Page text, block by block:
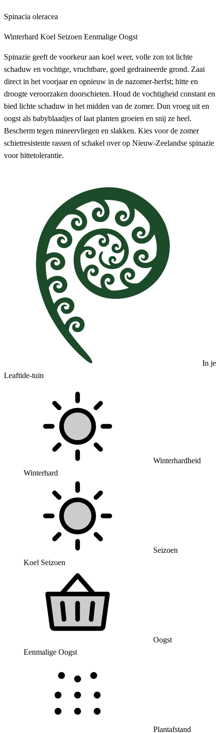
Spinacia oleracea
Winterhard Koel Seizoen Eenmalige Oogst
Spinazie geeft de voorkeur aan koel weer, volle zon tot lichte
schaduw en vochtige, vruchtbare, goed gedraineerde grond. Zaai
direct in het voorjaar en opnieuw in de nazomer-herfst; hitte en
droogte veroorzaken doorschieten. Houd de vochtigheid constant en
bied lichte schaduw in het midden van de zomer. Dun vroeg uit en
oogst als babyblaadjes of laat planten groeien en snij ze heel.
Bescherm tegen mineervliegen en slakken. Kies voor de zomer
schietresistente rassen of schakel over op Nieuw-Zeelandse spinazie
voor hittetolerantie.
In je
Leaftide-tuin
Winterhardheid
Winterhard
Seizoen
Koel Seizoen
Oogst
Eenmalige Oogst
Plantafstand